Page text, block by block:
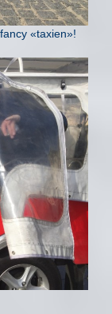
«taxien»!